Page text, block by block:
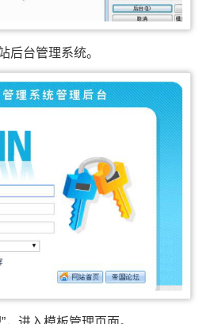
后台管理系统。